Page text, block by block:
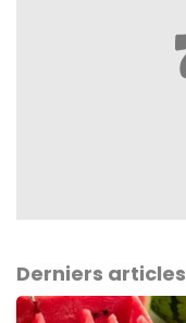
Derniers articles